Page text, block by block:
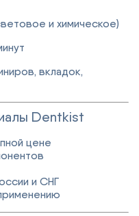
и химическое)
вкладок,
Dentkist
цене
и СНГ